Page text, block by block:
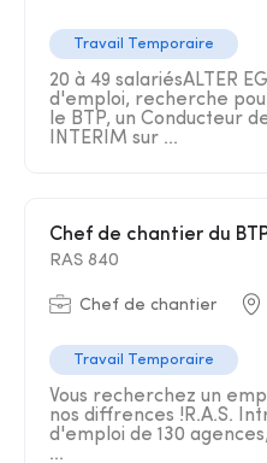
Travail Temporaire
20 à 49 salariésALTER
d'emploi, recherche
le BTP, un Conducteur
INTERIM sur ...
Chef de chantier du
RAS 840
Chef de chantier
Travail Temporaire
Vous recherchez un
nos diffrences !R.A.S.
d'emploi de 130
...